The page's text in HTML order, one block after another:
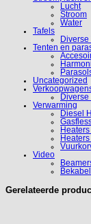
Lucht
Stroom
Water
Tafels
Diverse
Tenten en
Uncategorized
Diverse
Verwarming
Diesel
Video
Gerelateerde